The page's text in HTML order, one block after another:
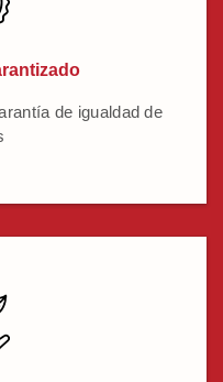
de igualdad de